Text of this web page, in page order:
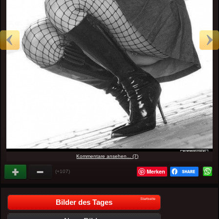
Kommentare ansehen... (7)
(+107) Merken
Bilder des Tages Startseite